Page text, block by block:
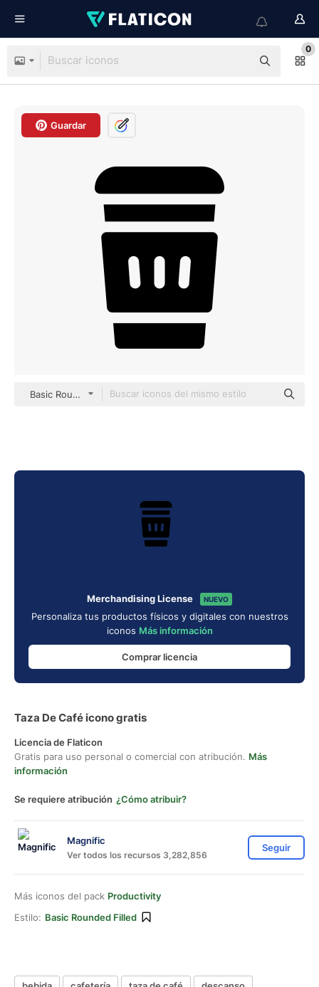
0
Guardar
Basic Rounded Filled
Merchandising License NUEVO
Personaliza tus productos físicos y digitales con nuestros
iconos Más información
Comprar licencia
Taza De Café icono gratis
Licencia de Flaticon
Gratis para uso personal o comercial con atribución. Más
información
Se requiere atribución ¿Cómo atribuir?
Magnific
Ver todos los recursos 3,282,856
Seguir
Más iconos del pack Productivity
Estilo: Basic Rounded Filled